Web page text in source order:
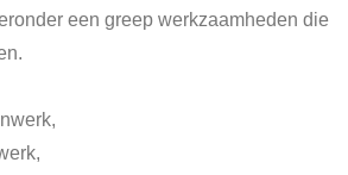
een greep werkzaamheden die